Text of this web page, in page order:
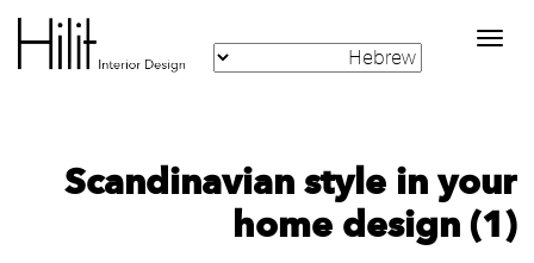
Toggle
navigation
Scandinavian style in your
home design (1)